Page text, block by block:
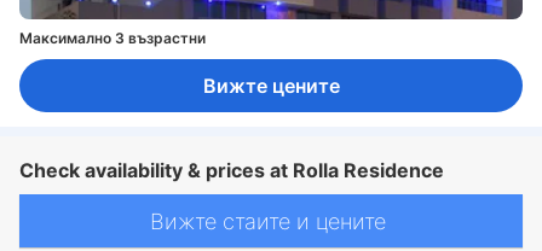
Максимално 3 възрастни
Вижте цените
Check availability & prices at Rolla Residence
Вижте стаите и цените